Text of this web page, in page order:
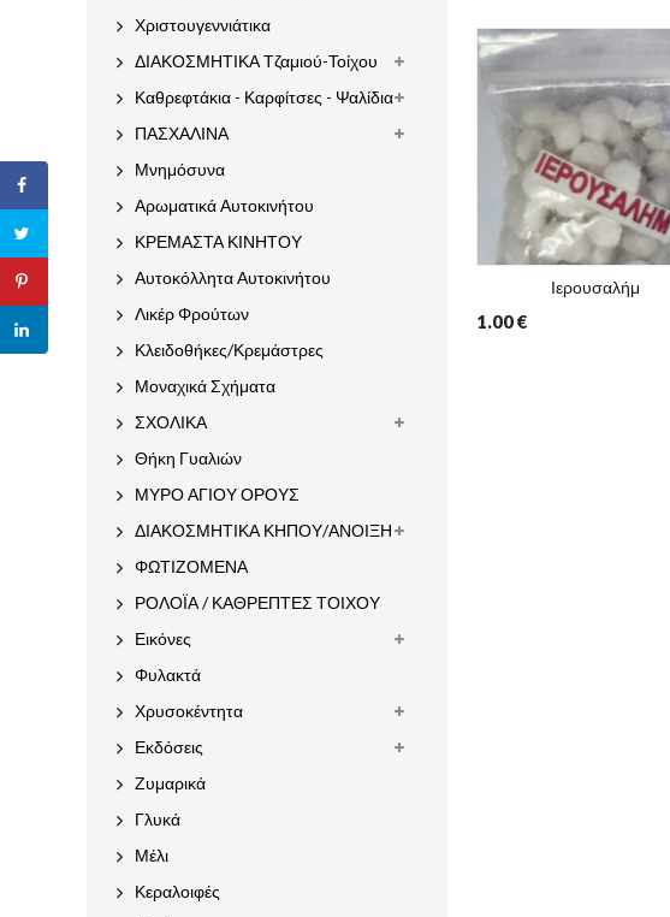
Ιερουσαλήμ
1.00€
Χριστουγεννιάτικα
ΔΙΑΚΟΣΜΗΤΙΚΑ Τζαμιού-Τοίχου
Καθρεφτάκια - Καρφίτσες - Ψαλίδια
ΠΑΣΧΑΛΙΝΑ
Μνημόσυνα
Αρωματικά Αυτοκινήτου
ΚΡΕΜΑΣΤΑ ΚΙΝΗΤΟΥ
Αυτοκόλλητα Αυτοκινήτου
Λικέρ Φρούτων
Κλειδοθήκες/Κρεμάστρες
Μοναχικά Σχήματα
ΣΧΟΛΙΚΑ
Θήκη Γυαλιών
ΜΥΡΟ ΑΓΙΟΥ ΟΡΟΥΣ
ΔΙΑΚΟΣΜΗΤΙΚΑ ΚΗΠΟΥ/ΑΝΟΙΞΗ
ΦΩΤΙΖΟΜΕΝΑ
ΡΟΛΟΪΑ / ΚΑΘΡΕΠΤΕΣ ΤΟΙΧΟΥ
Εικόνες
Φυλακτά
Χρυσοκέντητα
Εκδόσεις
Ζυμαρικά
Γλυκά
Μέλι
Κεραλοιφές